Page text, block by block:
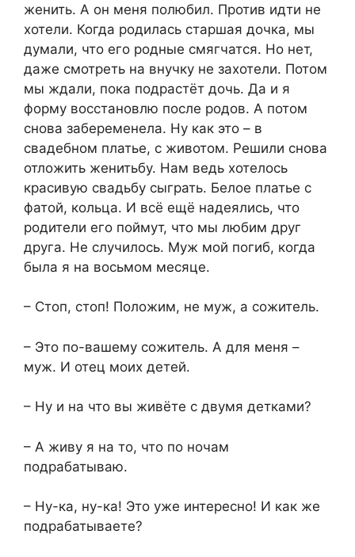
женить. А он меня полюбил. Против идти не
хотели. Когда родилась старшая дочка, мы
думали, что его родные смягчатся. Но нет,
даже смотреть на внучку не захотели. Потом
мы ждали, пока подрастёт дочь. Да и я
форму восстановлю после родов. А потом
снова забеременела. Ну как это – в
свадебном платье, с животом. Решили снова
отложить женитьбу. Нам ведь хотелось
красивую свадьбу сыграть. Белое платье с
фатой, кольца. И всё ещё надеялись, что
родители его поймут, что мы любим друг
друга. Не случилось. Муж мой погиб, когда
была я на восьмом месяце.
– Стоп, стоп! Положим, не муж, а сожитель.
– Это по-вашему сожитель. А для меня –
муж. И отец моих детей.
– Ну и на что вы живёте с двумя детками?
– А живу я на то, что по ночам
подрабатываю.
– Ну-ка, ну-ка! Это уже интересно! И как же
подрабатываете?